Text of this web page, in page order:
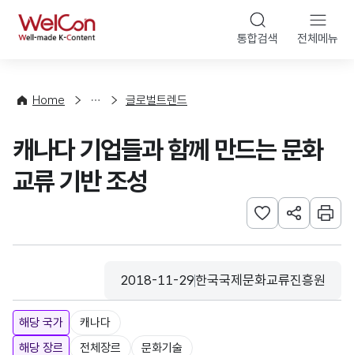
WelCon 통합검색 전체메뉴
Home
향
계
글로벌트렌드
캐나다 기업들과 함께 만드는 문화
교류 기반 조성
관심사 등록하기
URL 공유하
인쇄
등록일
2018-11-29
수집기관
한국국제문화교류진흥원
해당 국가
캐나다
해당 장르
전체장르 문화기술